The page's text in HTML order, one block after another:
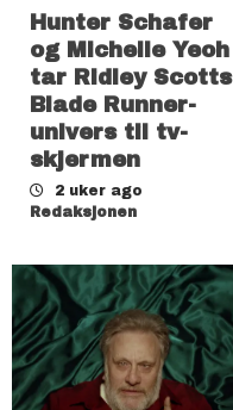
Hunter Schafer
og Michelle Yeoh
tar Ridley Scotts
Blade Runner-
univers til tv-
skjermen
2 uker ago
Redaksjonen